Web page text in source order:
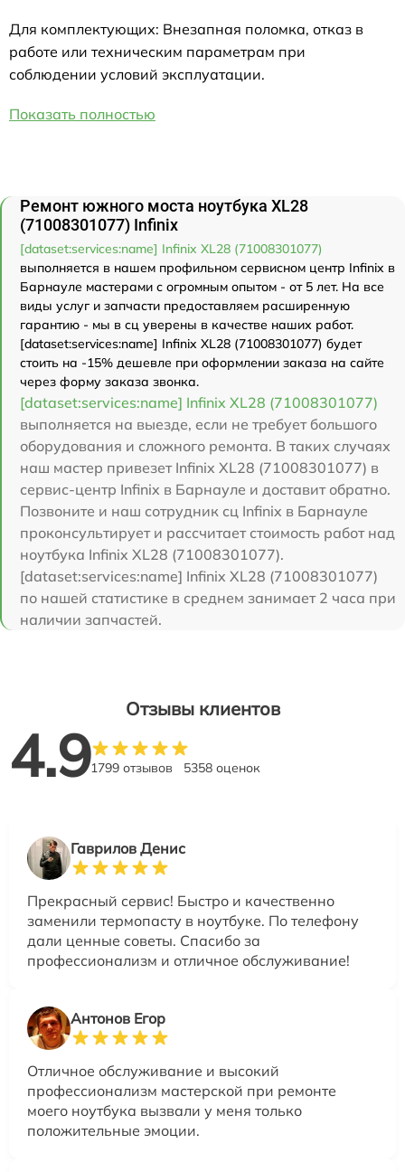
Для комплектующих: Внезапная поломка, отказ в
работе или техническим параметрам при
соблюдении условий эксплуатации.
Показать полностью
Ремонт южного моста ноутбука XL28
(71008301077) Infinix
[dataset:services:name] Infinix XL28 (71008301077)
выполняется в нашем профильном сервисном центр Infinix в
Барнауле мастерами с огромным опытом - от 5 лет. На все
виды услуг и запчасти предоставляем расширенную
гарантию - мы в сц уверены в качестве наших работ.
[dataset:services:name] Infinix XL28 (71008301077) будет
стоить на -15% дешевле при оформлении заказа на сайте
через форму заказа звонка.
[dataset:services:name] Infinix XL28 (71008301077)
выполняется на выезде, если не требует большого
оборудования и сложного ремонта. В таких случаях
наш мастер привезет Infinix XL28 (71008301077) в
сервис-центр Infinix в Барнауле и доставит обратно.
Позвоните и наш сотрудник сц Infinix в Барнауле
проконсультирует и рассчитает стоимость работ над
ноутбука Infinix XL28 (71008301077).
[dataset:services:name] Infinix XL28 (71008301077)
по нашей статистике в среднем занимает 2 часа при
наличии запчастей.
Отзывы клиентов
4.91799 отзывов 5358 оценок
Гаврилов Денис
Прекрасный сервис! Быстро и качественно
заменили термопасту в ноутбуке. По телефону
дали ценные советы. Спасибо за
профессионализм и отличное обслуживание!
Антонов Егор
Отличное обслуживание и высокий
профессионализм мастерской при ремонте
моего ноутбука вызвали у меня только
положительные эмоции.